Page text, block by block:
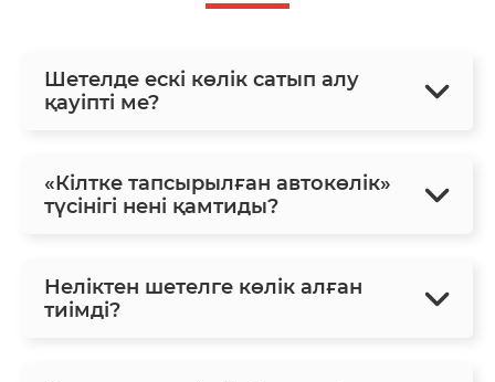
Шетелде ескі көлік сатып алу
қауіпті ме?
«Кілтке тапсырылған автокөлік»
түсінігі нені қамтиды?
Неліктен шетелге көлік алған
тиімді?